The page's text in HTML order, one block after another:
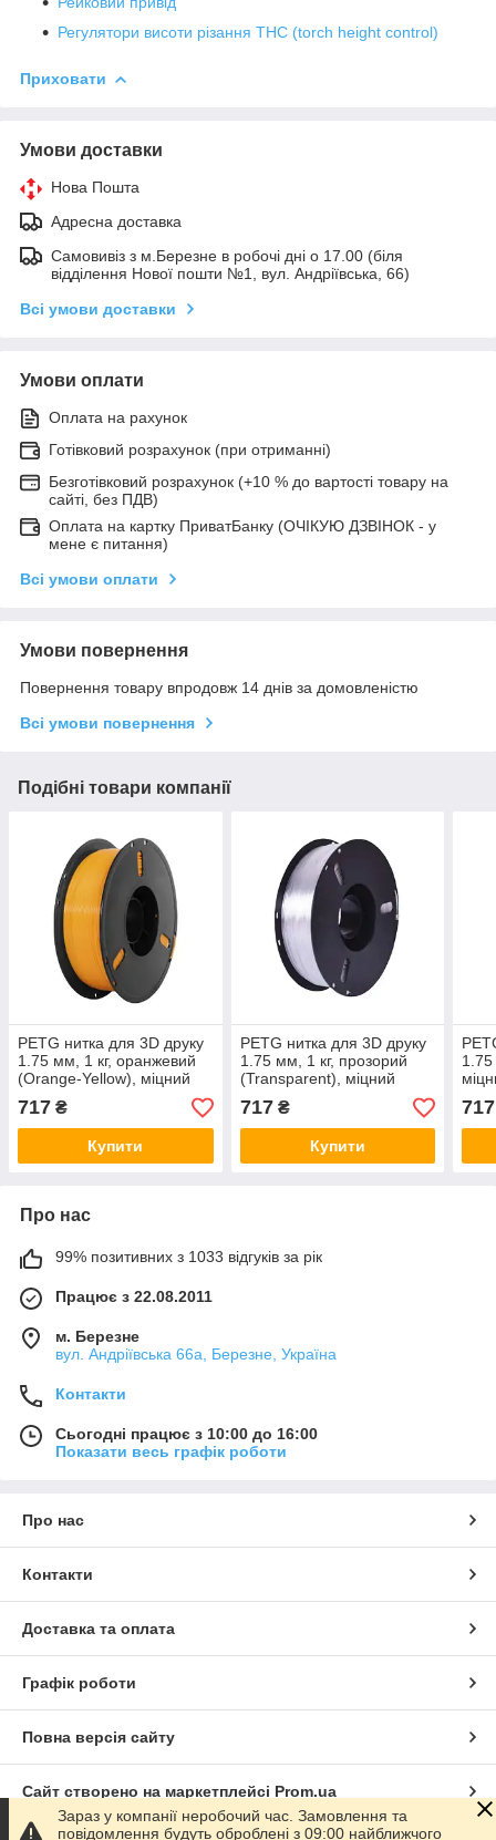
Регулятори висоти різання THC (torch height control)
Приховати
Умови доставки
Нова Пошта
Адресна доставка
Самовивіз з м.Березне в робочі дні о 17.00 (біля
відділення Нової пошти №1, вул. Андріївська, 66)
Всі умови доставки
Умови оплати
Оплата на рахунок
Готівковий розрахунок (при отриманні)
Безготівковий розрахунок (+10 % до вартості товару на
сайті, без ПДВ)
Оплата на картку ПриватБанку (ОЧІКУЮ ДЗВІНОК - у
мене є питання)
Всі умови оплати
Умови повернення
Повернення товару впродовж 14 днів за домовленістю
Всі умови повернення
Подібні товари компанії
PETG нитка для 3D друку
1.75 мм, 1 кг, оранжевий
(Orange-Yellow), міцний
пластик для 3D-принтера
717 ₴
Купити
PETG нитка для 3D друку
1.75 мм, 1 кг, прозорий
(Transparent), міцний
пластик для 3D-принтера
717₴
Купити
1.75
717
Про нас
99% позитивних з 1033 відгуків за рік
Працює з 22.08.2011
м. Березне
вул. Андріївська 66а, Березне, Україна
Контакти
Сьогодні працює з 10:00 до 16:00
Показати весь графік роботи
Про нас
Контакти
Доставка та оплата
Графік роботи
Повна версія сайту
Сайт створено на маркетплейсі Prom.ua
Зараз у компанії неробочий час. Замовлення та
повідомлення будуть оброблені з 09:00 найближчого